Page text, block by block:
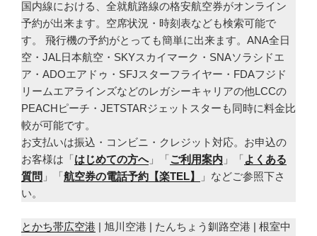
国内線における、全就航路線の格安航空券がオンライン
予約が出来ます。空席状況・時刻表なども検索可能で
す。 飛行機の予約がとっても簡単に出来ます。ANA全日
空・JAL日本航空・SKYスカイマーク・SNAソラシドエ
ア・ADOエアドゥ・SFJスターフライヤー・FDAフジド
リームエアラインズなどのレガシーキャリアの他LCCの
PEACHピーチ・JETSTARジェットスターも同時に料金比
較が可能です。
お支払いは振込・コンビニ・クレジット対応。お申込の
お客様は「はじめての方へ」「ご利用案内 」「よくある
質問 」「航空券の電話予約【楽TEL】
」などご参照下さ
い。
とかち帯広空港 | 旭川空港 | たんちょう釧路空港 | 根室中